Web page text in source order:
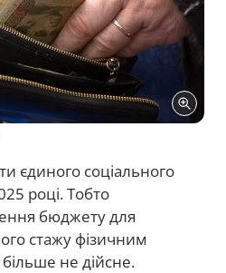
єдиного соціального
році. Тобто
бюджету для
стажу фізичним
не дійсне.